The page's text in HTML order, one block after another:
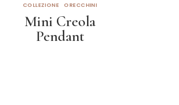
COLLEZIONE ORECCHINI
Mini Creola
Pendant